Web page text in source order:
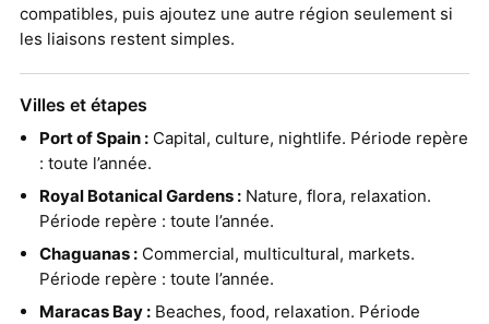
compatibles, puis ajoutez une autre région seulement si
les liaisons restent simples.
Villes et étapes
Port of Spain :Capital, culture, nightlife. Période repère
: toute l’année.
Royal Botanical Gardens :Nature, flora, relaxation.
Période repère : toute l’année.
Chaguanas :Commercial, multicultural, markets.
Période repère : toute l’année.
Maracas Bay :Beaches, food, relaxation. Période